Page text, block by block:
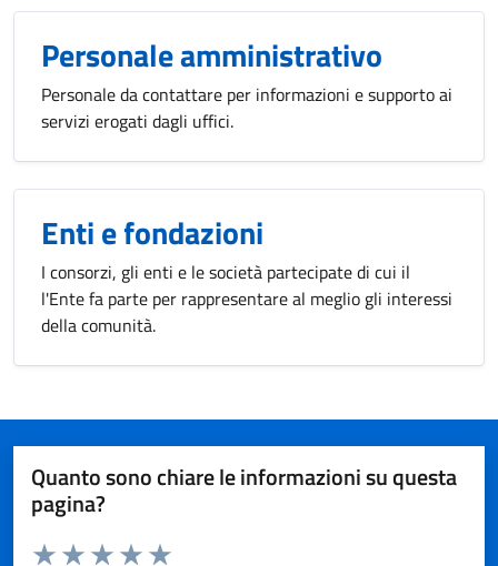
Personale amministrativo
Personale da contattare per informazioni e supporto ai
servizi erogati dagli uffici.
Enti e fondazioni
I consorzi, gli enti e le società partecipate di cui il
l'Ente fa parte per rappresentare al meglio gli interessi
della comunità.
Quanto sono chiare le informazioni su questa
pagina?
Valuta da 1 a 5 stelle la pagina